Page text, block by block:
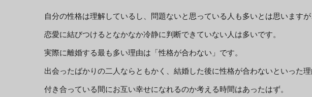
自分の性格は理解しているし、問題ないと思っている人も多いとは思いますが
恋愛に結びつけるとなかなか冷静に判断できていない人は多いです。
実際に離婚する最も多い理由は「性格が合わない」です。
出会ったばかりの二人ならともかく、結婚した後に性格が合わないといった
付き合っている間にお互い幸せになれるのか考える時間はあったはず。